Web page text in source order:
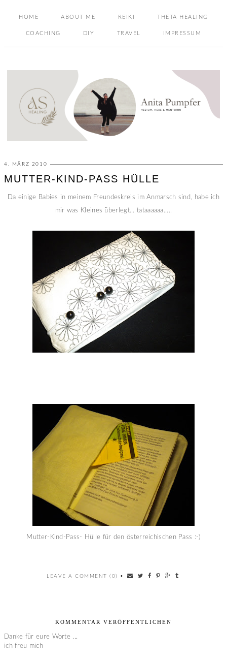
HOME ABOUT ME REIKI THETA HEALING
COACHING DIY TRAVEL IMPRESSUM
4. MÄRZ 2010
MUTTER-KIND-PASS HÜLLE
Da einige Babies in meinem Freundeskreis im Anmarsch sind, habe ich
mir was Kleines überlegt... tataaaaaa.....
Mutter-Kind-Pass- Hülle für den österreichischen Pass :-)
LEAVE A COMMENT (0) •
KOMMENTAR VERÖFFENTLICHEN
Danke für eure Worte ...
ich freu mich